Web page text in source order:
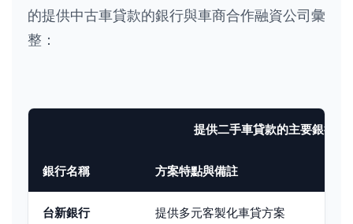
的提供中古車貸款的銀行與車商合作融資公司彙
整：
提供二手車貸款的主要銀行
銀行名稱 方案特點與備註
台新銀行 提供多元客製化車貸方案